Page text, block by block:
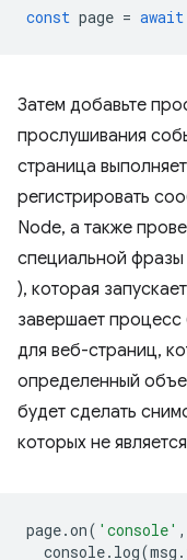
const page = await
Затем добавьте
прослушивания
страница
регистрировать
Node, а также
специальной
), которая
завершает
для веб-страниц,
определенный
будет сделать
которых не
page.on( 'console' ,
console. log(msg .